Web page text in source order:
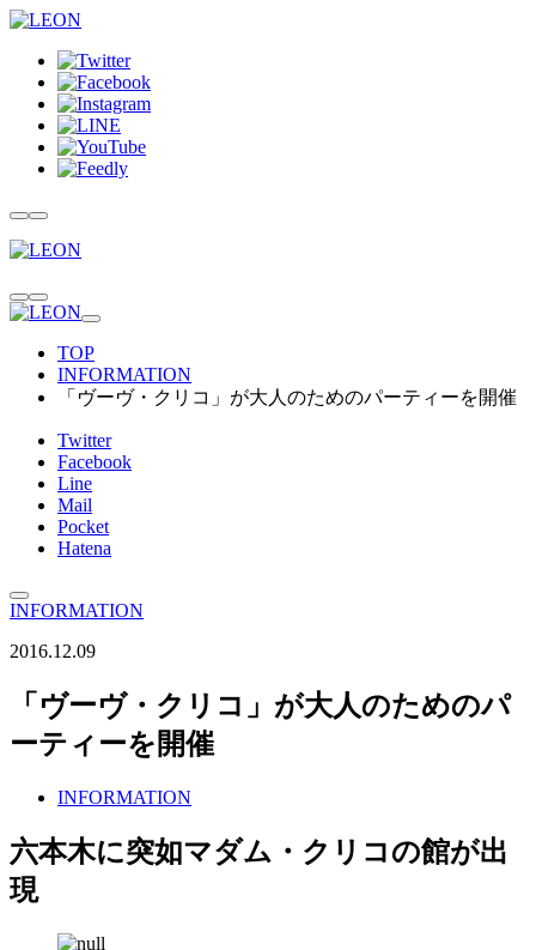
TOP
INFORMATION
「ヴーヴ・クリコ」が大人のためのパーティーを開催
Twitter
Facebook
Line
Mail
Pocket
Hatena
INFORMATION
2016.12.09
「ヴーヴ・クリコ」が大人のためのパ
ーティーを開催
INFORMATION
六本木に突如マダム・クリコの館が出
現